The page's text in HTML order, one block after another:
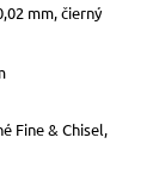
mm, čierný
Fine & Chisel,